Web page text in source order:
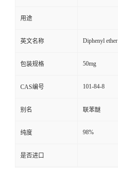
用途
英文名称 Diphenyl ether
包装规格 50mg
CAS编号 101-84-8
别名 联苯醚
纯度 98%
是否进口